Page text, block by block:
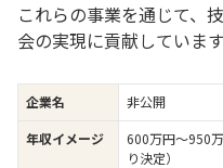
これらの事業を通じて、
会の実現に貢献しています
企業名
非公開
年収イメージ
600万円〜950
り決定）